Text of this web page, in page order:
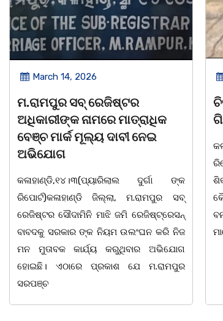
March 14, 2026
ଚିତାବାଘ ର ନଖ ଜବତ ତିନି ଯୁବକ
ଗିରଫ ଓ କୋର୍ଟ ଚାଲାଣ
କଳାହାଣ୍ଡି,୧୪|୩(ପ୍ୟାରିଲାଲ ଦୁର୍ଗା ଙ୍କ
ଶିକାର କରି ବ୍ୟବସାୟ ଚାଲୁଥିବା ସମ୍ପର୍କରେ
କୌଣସି ସୂତ୍ରରୁ ସୂଚନା ପାଇ କଳାହାଣ୍ଡି ଉତ୍ତର
ବନଖଣ୍ଡ ଅଧୀନ କେଗାଁ ରେଞ୍ଜର ବନ କର୍ମଚାରୀ
ମାନେ ଗରଗାବ ସେକ୍ସନ ଅଧୀନ କାନ୍ଦୁଲଝର
-